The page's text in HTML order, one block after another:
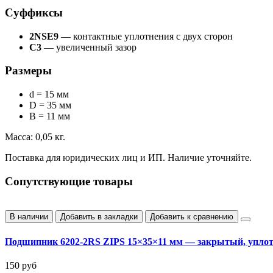
Суффиксы
2NSE9 — контактные уплотнения с двух сторон
C3 — увеличенный зазор
Размеры
d = 15 мм
D = 35 мм
B = 11 мм
Масса: 0,05 кг.
Поставка для юридических лиц и ИП. Наличие уточняйте.
Сопутствующие товары
В наличии Добавить в закладки Добавить к сравнению
Подшипник 6202-2RS ZIPS 15×35×11 мм — закрытый,
150 руб